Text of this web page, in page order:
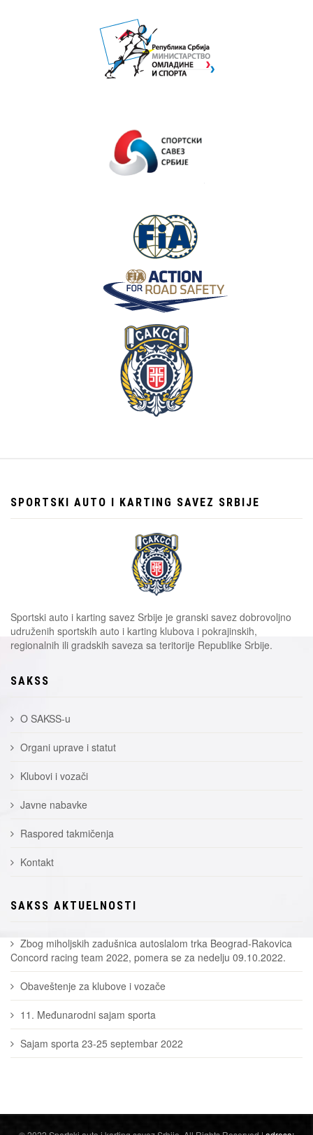
SPORTSKI AUTO I KARTING SAVEZ SRBIJE
Sportski auto i karting savez Srbije je granski savez dobrovoljno
udruženih sportskih auto i karting klubova i pokrajinskih,
regionalnih ili gradskih saveza sa teritorije Republike Srbije.
SAKSS
O SAKSS-u
Organi uprave i statut
Klubovi i vozači
Javne nabavke
Raspored takmičenja
Kontakt
SAKSS AKTUELNOSTI
Zbog miholjskih zadušnica autoslalom trka Beograd-Rakovica
Concord racing team 2022, pomera se za nedelju 09.10.2022.
Obaveštenje za klubove i vozače
11. Međunarodni sajam sporta
Sajam sporta 23-25 septembar 2022